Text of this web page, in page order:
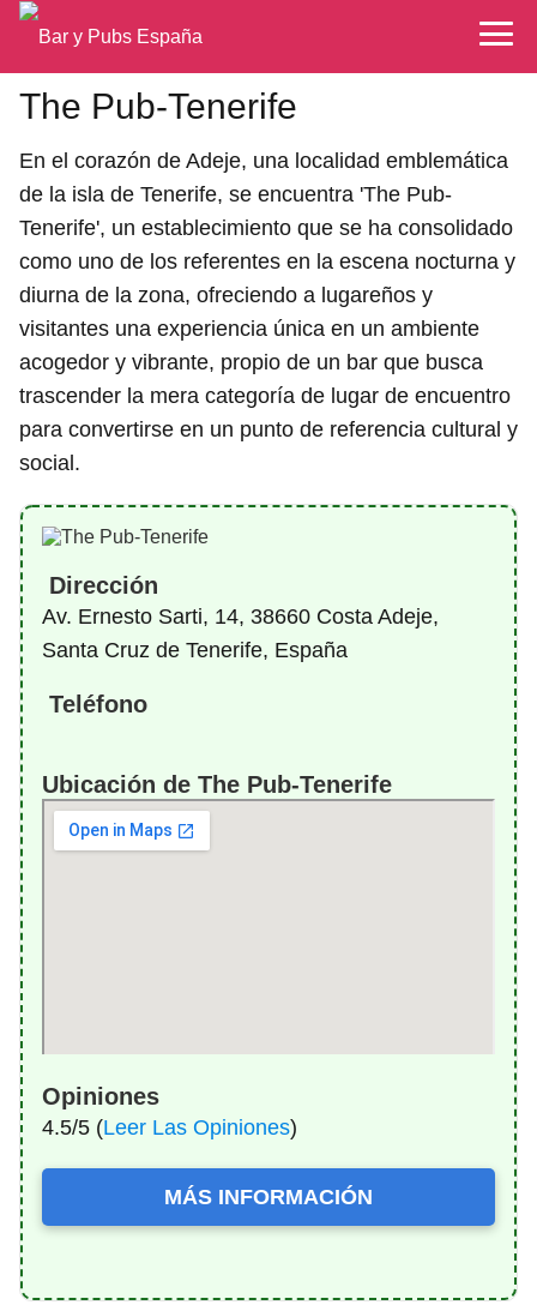
The Pub-Tenerife
En el corazón de Adeje, una localidad emblemática
de la isla de Tenerife, se encuentra 'The Pub-
Tenerife', un establecimiento que se ha consolidado
como uno de los referentes en la escena nocturna y
diurna de la zona, ofreciendo a lugareños y
visitantes una experiencia única en un ambiente
acogedor y vibrante, propio de un bar que busca
trascender la mera categoría de lugar de encuentro
para convertirse en un punto de referencia cultural y
social.
Dirección
Av. Ernesto Sarti, 14, 38660 Costa Adeje,
Santa Cruz de Tenerife, España
Teléfono
Ubicación de The Pub-Tenerife
Opiniones
4.5/5 (Leer Las Opiniones)
MÁS INFORMACIÓN